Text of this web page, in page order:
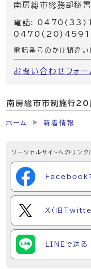
南房総市総務部秘
電話:
0470(20)4591
電話番号のかけ間違い
お問い合わせフォー
南房総市市制施行20
ホーム 新着情報
ソーシャルサイトへのリン
Facebook
X（旧Twitter
LINEで送る